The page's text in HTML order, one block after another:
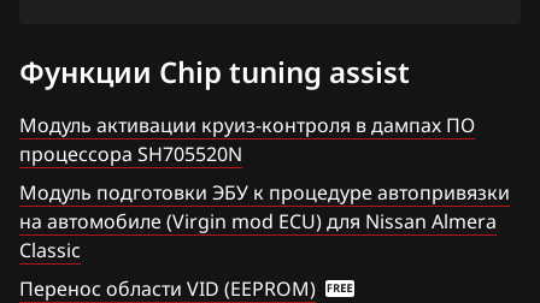
Groz
Haima
Haval
Hawtai
Honda
Teana (L33)
Tiida
Titan
Versa Note
Функции Chip tuning assist
Модуль активации круиз-контроля в дампах ПО
процессора SH705520N
Модуль подготовки ЭБУ к процедуре автопривязки
на автомобиле (Virgin mod ECU) для Nissan Almera
Classic
Перенос области VID (EEPROM)